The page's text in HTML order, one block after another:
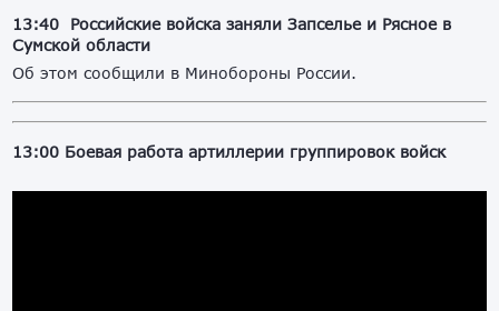
13:40
Российские войска заняли Запселье и Рясное в
Сумской области
Об этом сообщили в Минобороны России.
13:00 Боевая работа артиллерии группировок войск